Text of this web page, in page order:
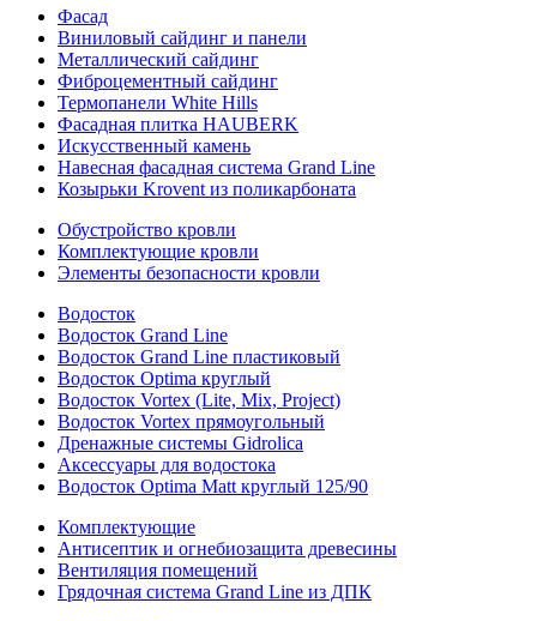
Фасад
Виниловый сайдинг и панели
Металлический сайдинг
Фиброцементный сайдинг
Термопанели White Hills
Фасадная плитка HAUBERK
Искусственный камень
Навесная фасадная система Grand Line
Козырьки Krovent из поликарбоната
Обустройство кровли
Комплектующие кровли
Элементы безопасности кровли
Водосток
Водосток Grand Line
Водосток Grand Line пластиковый
Водосток Optima круглый
Водосток Vortex (Lite, Mix, Project)
Водосток Vortex прямоугольный
Дренажные системы Gidrolica
Аксессуары для водостока
Водосток Optima Matt круглый 125/90
Комплектующие
Антисептик и огнебиозащита древесины
Вентиляция помещений
Грядочная система Grand Line из ДПК